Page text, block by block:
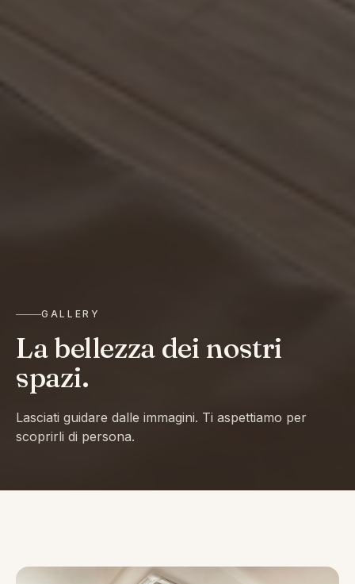
GALLERY
La bellezza dei nostri
spazi.
Lasciati guidare dalle immagini. Ti aspettiamo per
scoprirli di persona.